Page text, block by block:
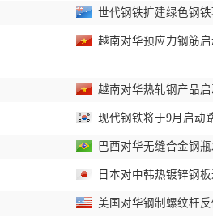
世代钢铁扩建绿色钢
越南对华预应力钢筋
越南对华热轧钢产品
现代钢铁将于9月启动
巴西对华无缝合金钢
日本对中韩热镀锌钢
美国对华钢制螺纹杆